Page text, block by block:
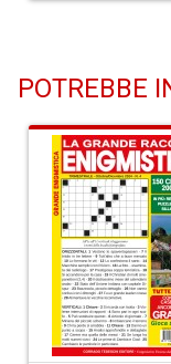
POTREBBE